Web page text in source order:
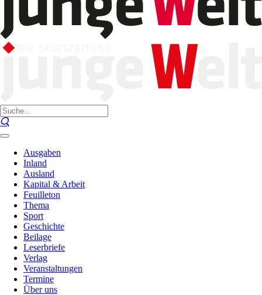
Ausgaben
Inland
Ausland
Kapital & Arbeit
Feuilleton
Thema
Sport
Geschichte
Beilage
Leserbriefe
Verlag
Veranstaltungen
Termine
Über uns